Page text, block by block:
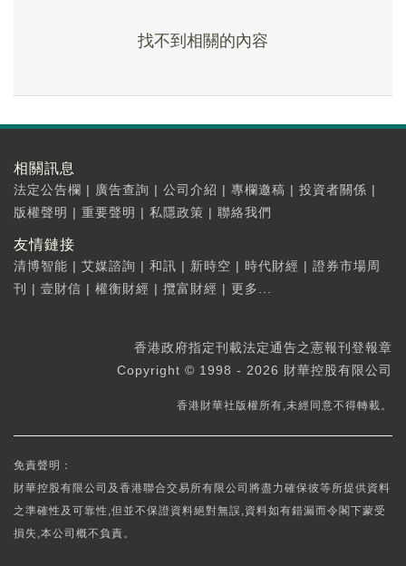
找不到相關的內容
相關訊息
法定公告欄 | 廣告查詢 | 公司介紹 | 專欄邀稿 | 投資者關係 |
版權聲明 | 重要聲明 | 私隱政策 | 聯絡我們
友情鏈接
清博智能 | 艾媒諮詢 | 和訊 | 新時空 | 時代財經 | 證券市場周
刊
| 壹財信 | 權衡財經 | 攬富財經 | 更多...
香港政府指定刊載法定通告之憲報刊登報章
Copyright © 1998 - 2026 財華控股有限公司
香港財華社版權所有,未經同意不得轉載。
免責聲明：
財華控股有限公司及香港聯合交易所有限公司將盡力確保彼等所提供資料
之準確性及可靠性,但並不保證資料絕對無誤,資料如有錯漏而令閣下蒙受
損失,本公司概不負責。